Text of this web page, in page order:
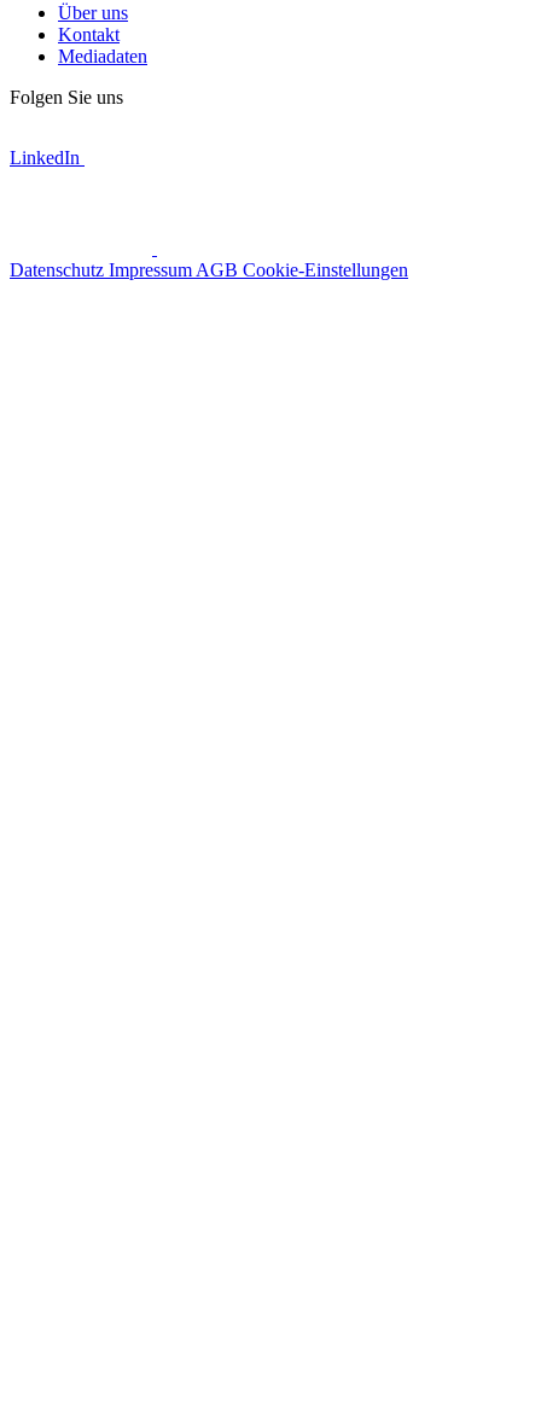
Über uns
Kontakt
Mediadaten
Folgen Sie uns
LinkedIn
Datenschutz Impressum AGB Cookie-Einstellungen